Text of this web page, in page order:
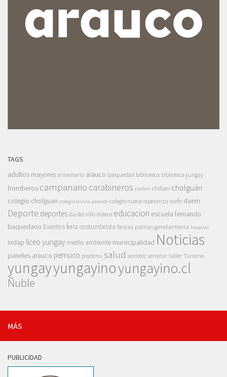
TAGS
adultos mayores aniversario arauco basquetbol biblioteca biblioteca yungay
bomberos campanario carabineros cesfam chillan cholguán
colegio cholguan colegio divina pastora colegio nueva esperanza corfo daem
Deporte deportes dia del niño dideco educacion escuela fernando
baquedano Eventosferia costumbrista fiestas patrias gendarmeria hospital
indap liceo yungay medio ambiente municipalidad Noticias
paneles arauco pemuco prodemu salud sercotec sernatur taller Turismo
yungayyungayinoyungayino.cl
Ñuble
MÁS
PUBLICIDAD